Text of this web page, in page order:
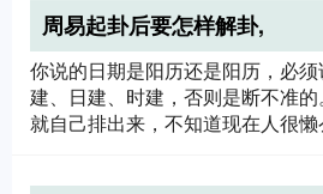
周易起卦后要怎样解卦,
你说的日期是阳历还是阳历，必
建、日建、时建，否则是断不准的
就自己排出来，不知道现在人很懒